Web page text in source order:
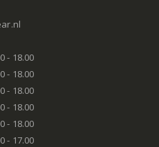
- 18.00
- 18.00
- 18.00
- 18.00
- 18.00
- 17.00